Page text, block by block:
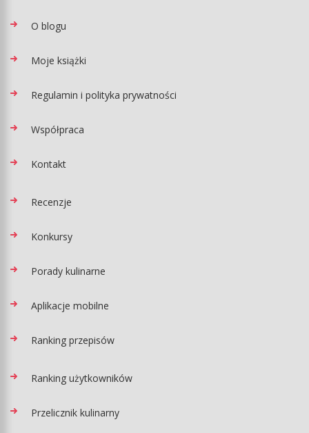
O blogu
Moje książki
Regulamin i polityka prywatności
Współpraca
Kontakt
Recenzje
Konkursy
Porady kulinarne
Aplikacje mobilne
Ranking przepisów
Ranking użytkowników
Przelicznik kulinarny